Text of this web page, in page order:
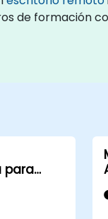
de formación
para